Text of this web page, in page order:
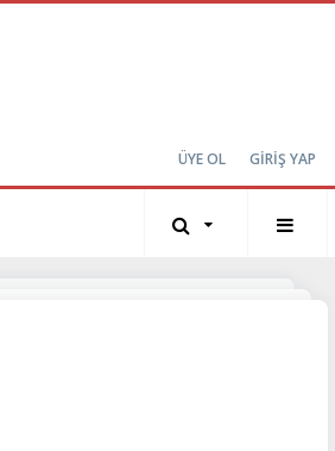
ÜYE OL GİRİŞ YAP